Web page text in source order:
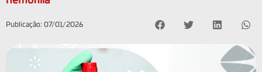
Publicação: 07/01/2026